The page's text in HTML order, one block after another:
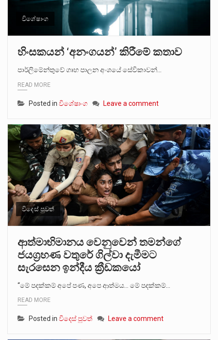
විශේෂාංග
හිංසකයන් ‘අනංගයන්’ කිරීමේ කතාව
පාර්ලිමේන්තුවේ ගෘහ පාලන අංශයේ ⁣සේවිකාවන්…
READ MORE
Posted in විශේෂාංග Leave a comment
විදෙස් පුවත්
ආත්මාභිමානය වෙනුවෙන් තමන්ගේ
ජයග්‍රහණ වතුරේ ගිල්වා දැමීමට
සැරසෙන ඉන්දීය ක්‍රීඩකයෝ
“මේ පදක්කම් අපේ පණ, අපෙ ආත්මය… මේ පදක්කම්…
READ MORE
Posted in විදෙස් පුවත් Leave a comment